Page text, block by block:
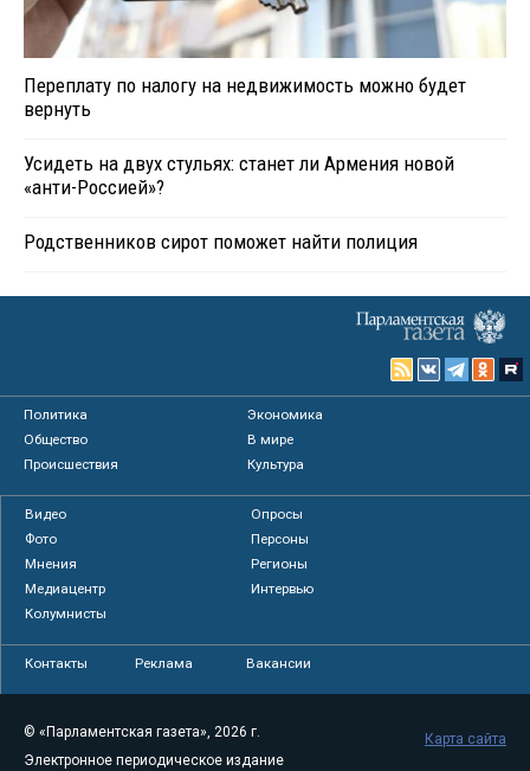
Переплату по налогу на недвижимость можно будет
вернуть
Усидеть на двух стульях: станет ли Армения новой
«анти-Россией»?
Родственников сирот поможет найти полиция
Политика
Экономика
Общество
В мире
Происшествия
Культура
Видео
Опросы
Фото
Персоны
Мнения
Регионы
Медиацентр
Интервью
Колумнисты
Контакты Реклама Вакансии
© «Парламентская газета», 2026 г.
Электронное периодическое издание
Карта сайта